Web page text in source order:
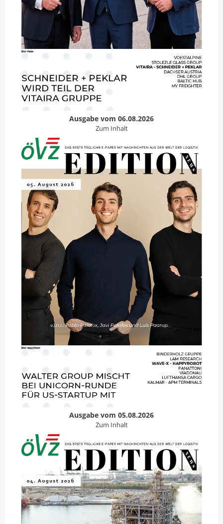
Ausgabe vom 06.08.2026
Zum Inhalt
Ausgabe vom 05.08.2026
Zum Inhalt